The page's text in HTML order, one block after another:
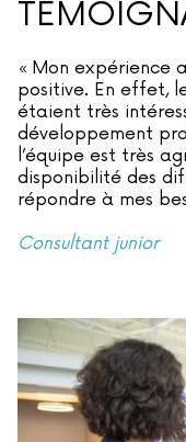
« Mon expérience
positive. En effet,
étaient très
développement
l’équipe est très
disponibilité des
répondre à mes
Consultant junior